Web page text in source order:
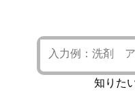
知りた